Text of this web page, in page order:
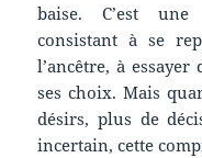
baise. C’est
consistant à se
l’ancêtre, à
ses choix. Mais
désirs, plus de
incertain, cette